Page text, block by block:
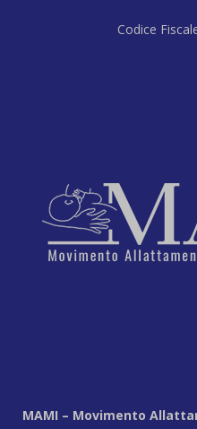
Codice
MAMI – Movimento